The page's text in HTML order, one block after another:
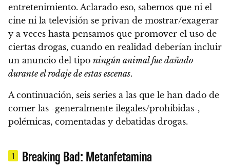
entretenimiento. Aclarado eso, sabemos que ni el
cine ni la televisión se privan de mostrar/exagerar
y a veces hasta pensamos que promover el uso de
ciertas drogas, cuando en realidad deberían incluir
un anuncio del tipo ningún animal fue dañado
durante el rodaje de estas escenas.
A continuación, seis series a las que le han dado de
comer las -generalmente ilegales/prohibidas-,
polémicas, comentadas y debatidas drogas.
1 Breaking Bad: Metanfetamina